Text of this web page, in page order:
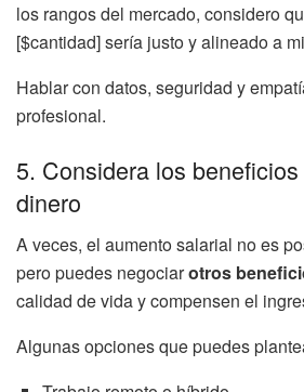
los rangos del mercado, considero
[$cantidad] sería justo y alineado a
Hablar con datos, seguridad y
profesional.
5. Considera los
dinero
A veces, el aumento salarial no es
pero puedes negociarotros
calidad de vida y compensen el
Algunas opciones que puedes